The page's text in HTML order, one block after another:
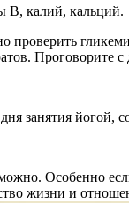
В, калий, кальций.
Проговорите с
занятия йогой,
Особенно
жизни и